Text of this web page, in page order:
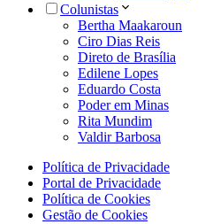
Colunistas
Bertha Maakaroun
Ciro Dias Reis
Direto de Brasília
Edilene Lopes
Eduardo Costa
Poder em Minas
Rita Mundim
Valdir Barbosa
Política de Privacidade
Portal de Privacidade
Política de Cookies
Gestão de Cookies